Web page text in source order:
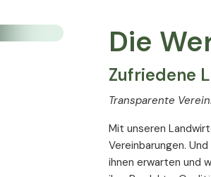
Gelatinefrei
Ohne Geschmackstoffe
Ohne Siliciumdioxid
Vegan
Die
Zufriedene
Transparente
Mit unseren
Vereinbarungen.
ihnen erwarten und